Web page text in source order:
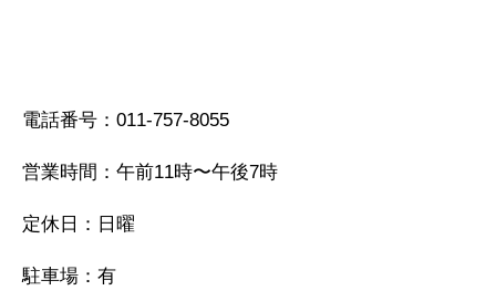
電話番号：011-757-8055
営業時間：午前11時〜午後7時
定休日：日曜
駐車場：有